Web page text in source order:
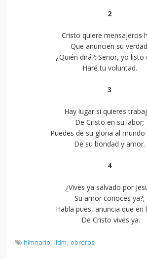
2
Cristo quiere mensajeros
Que anuncien su
¿Quién dirá?: Señor, yo listo
Haré tu voluntad.
3
Hay lugar si quieres
De Cristo en su labor;
Puedes de su gloria al mundo
De su bondad y amor.
4
¿Vives ya salvado por
Su amor conoces ya?;
Habla pues, anuncia que en
De Cristo vives ya.
himnario lldm obreros